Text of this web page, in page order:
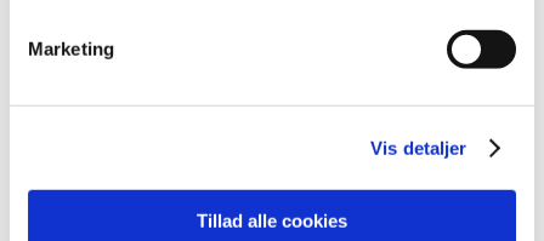
Marketing
Vis detaljer
Tillad alle cookies
kliniske forsøg med lægemidler registreres i
den europæiske database EudraVigilance for
fremover at kunne indberette alvorlige…
I forbindelse med overgangen til den nye EU-forordning
for kliniske forsøg med lægemidler vil det ved…